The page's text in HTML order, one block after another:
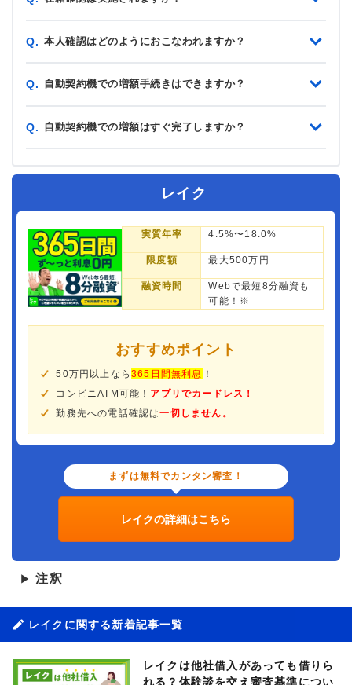
Q. 本人確認はどのようにおこなわれますか？
Q. 自動契約機での増額手続きはできますか？
Q. 自動契約機での増額はすぐ完了しますか？
レイク
実質年率 4.5%〜18.0%
限度額 最大500万円
融資時間
Webで最短8分融資も
可能！※
おすすめポイント
50万円以上なら365日間無利息
！
コンビニATM可能！ アプリでカードレス！
勤務先への電話確認は一切しません。
まずは無料でカンタン審査！
レイクの詳細はこちら
▶ 注釈
レイクに関する新着記事一覧
レイクは他社借入があっても借りら
れる？体験談を交え審査基準につい